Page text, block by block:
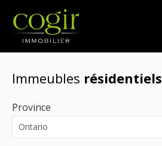
Emplois
Immeubles résidentiels
Province